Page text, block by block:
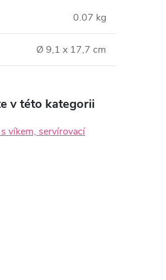
0.07 kg
Ø 9,1 x 17,7 cm
v této kategorii
víkem, servírovací